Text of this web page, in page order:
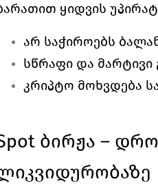
ყიდვის
არ საჭიროებს
სწრაფი და
კრიპტო მოხვდება
ბირჟა –